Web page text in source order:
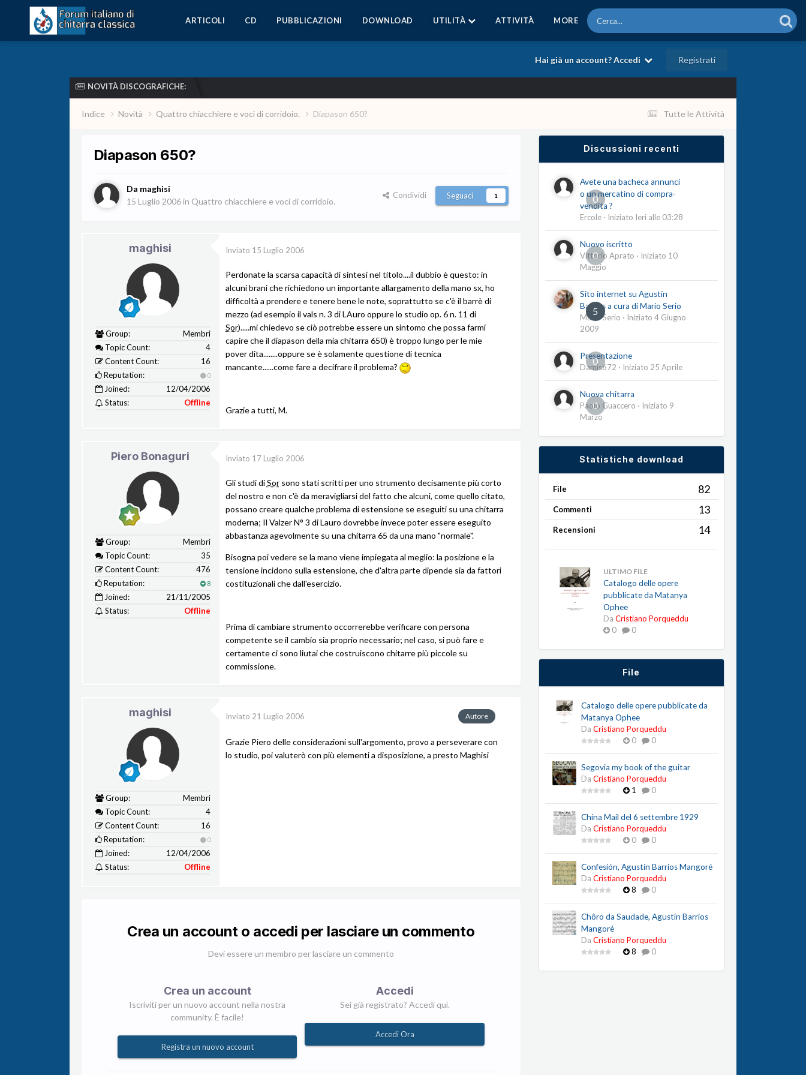
ARTICOLI CD PUBBLICAZIONI DOWNLOAD UTILITÀ ATTIVITÀ MORE
Hai già un account? Accedi Registrati
NOVITÀ DISCOGRAFICHE:
Tutte le Attività
Indice Novità Quattro chiacchiere e voci di corridoio. Diapason 650?
Diapason 650?
Da maghisi
15 Luglio 2006in Quattro chiacchiere e voci di corridoio.
Condividi Seguaci 1
maghisi
Group:
Membri
Topic Count:
4
Content Count:
16
Reputation:
0
Joined:
12/04/2006
Status:
Offline
Inviato 15 Luglio 2006
Perdonate la scarsa capacità di sintesi nel titolo....il dubbio è questo: in
alcuni brani che richiedono un importante allargamento della mano sx, ho
difficoltà a prendere e tenere bene le note, soprattutto se c'è il barrè di
mezzo (ad esempio il vals n. 3 di LAuro oppure lo studio op. 6 n. 11 di
Sor).....mi chiedevo se ciò potrebbe essere un sintomo che possa farmi
capire che il diapason della mia chitarra 650) è troppo lungo per le mie
pover dita........oppure se è solamente questione di tecnica
mancante......come fare a decifrare il problema?
Grazie a tutti, M.
Piero Bonaguri
Group:
Membri
Topic Count:
35
Content Count:
476
Reputation:
8
Joined:
21/11/2005
Status:
Offline
Inviato 17 Luglio 2006
Gli studi diSorsono stati scritti per uno strumento decisamente più corto
del nostro e non c'è da meravigliarsi del fatto che alcuni, come quello citato,
possano creare qualche problema di estensione se eseguiti su una chitarra
moderna; Il Valzer N° 3 di Lauro dovrebbe invece poter essere eseguito
abbastanza agevolmente su una chitarra 65 da una mano "normale".
Bisogna poi vedere se la mano viene impiegata al meglio: la posizione e la
tensione incidono sulla estensione, che d'altra parte dipende sia da fattori
costituzionali che dall'esercizio.
Prima di cambiare strumento occorrerebbe verificare con persona
competente se il cambio sia proprio necessario; nel caso, si può fare e
certamente ci sono liutai che costruiscono chitarre più piccole su
commissione.
maghisi
Group:
Membri
Topic Count:
4
Content Count:
16
Reputation:
0
Joined:
12/04/2006
Status:
Offline
Autore
Inviato 21 Luglio 2006
Grazie Piero delle considerazioni sull'argomento, provo a perseverare con
lo studio, poi valuterò con più elementi a disposizione, a presto Maghisi
Crea un account o accedi per lasciare un commento
Devi essere un membro per lasciare un commento
Crea un account
Iscriviti per un nuovo account nella nostra
community. È facile!
Registra un nuovo account
Accedi
Sei già registrato? Accedi qui.
Accedi Ora
Discussioni recenti
0
Avete una bacheca annunci
o un mercatino di compra-
vendita ?
Ercole· Iniziato Ieri alle 03:28
0
Nuovo iscritto
Vittorio Aprato · Iniziato 10
Maggio
5
Sito internet su Agustín
Barrios a cura di Mario Serio
Mario Serio · Iniziato 4 Giugno
2009
0
Presentazione
Damis672 · Iniziato 25 Aprile
0
Nuova chitarra
Paolo Guaccero · Iniziato 9
Marzo
Statistiche download
File 82
Commenti 13
Recensioni 14
ULTIMO FILE
Catalogo delle opere
pubblicate da Matanya
Ophee
Da Cristiano Porqueddu
0
0
File
Catalogo delle opere pubblicate da
Matanya Ophee
Da Cristiano Porqueddu
0
0
Segovia my book of the guitar
Da Cristiano Porqueddu
1
0
China Mail del 6 settembre 1929
Da Cristiano Porqueddu
0
0
Confesión, Agustín Barrios Mangoré
Da Cristiano Porqueddu
8
0
Chôro da Saudade, Agustín Barrios
Mangoré
Da Cristiano Porqueddu
8
0